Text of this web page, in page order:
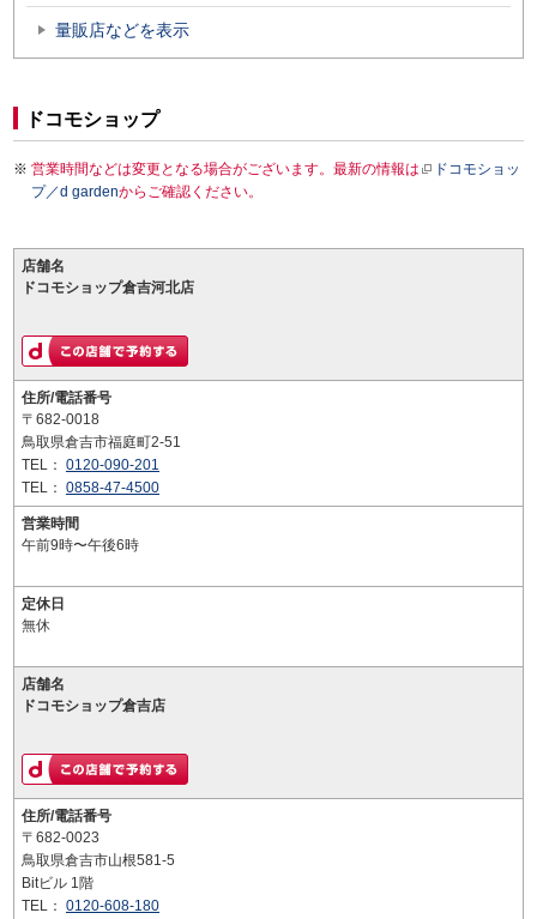
量販店などを表示
ドコモショップ
営業時間などは変更となる場合がございます。最新の情報は
ドコモショッ
プ／d gardenからご確認ください。
店舗名
ドコモショップ倉吉河北店
住所/電話番号
〒682-0018
鳥取県倉吉市福庭町2-51
TEL： 0120-090-201
TEL： 0858-47-4500
営業時間
午前9時〜午後6時
定休日
無休
店舗名
ドコモショップ倉吉店
住所/電話番号
〒682-0023
鳥取県倉吉市山根581-5
Bitビル 1階
TEL： 0120-608-180